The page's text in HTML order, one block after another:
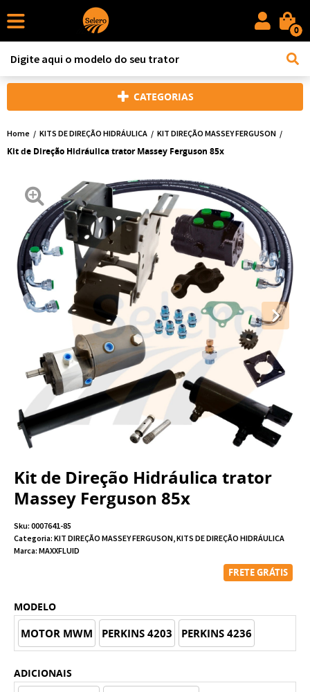
0
CATEGORIAS
Home KITS DE DIREÇÃO HIDRÁULICA KIT DIREÇÃO MASSEY FERGUSON
Kit de Direção Hidráulica trator Massey Ferguson 85x
Kit de Direção Hidráulica trator
Massey Ferguson 85x
Sku: 0007641-85
Categoria: KIT DIREÇÃO MASSEY FERGUSON,KITS DE DIREÇÃO HIDRÁULICA
Marca: MAXXFLUID
FRETE GRÁTIS
MODELO
MOTOR MWM PERKINS 4203 PERKINS 4236
ADICIONAIS